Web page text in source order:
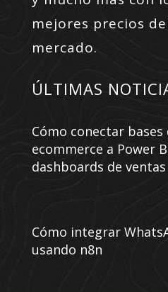
mejores precios
mercado.
ÚLTIMAS
Cómo conectar bases
ecommerce a Power
dashboards de ventas
Cómo integrar
usando n8n